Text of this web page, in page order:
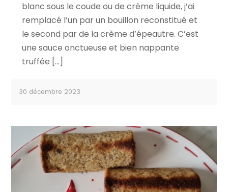
blanc sous le coude ou de crème liquide, j’ai
remplacé l’un par un bouillon reconstitué et
le second par de la crème d’épeautre. C’est
une sauce onctueuse et bien nappante
truffée […]
30 décembre 2023